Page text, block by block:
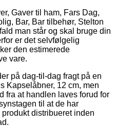
Gaver til ham, Fars Dag,
Bar, Bar tilbehør, Stelton
man står og skal bruge din
er det selvfølgelig
den estimerede
vare.
på dag-til-dag fragt på en
Kapselåbner, 12 cm, men
fra at handlen laves forud for
til at de har
distribueret inden